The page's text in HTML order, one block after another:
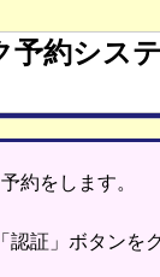
約シス
予約をします。
認証」ボタンを